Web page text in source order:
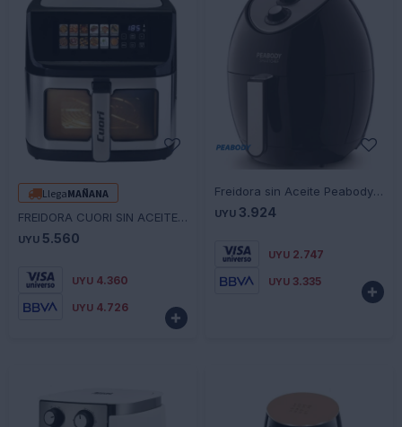
LlegaMAÑANA
FREIDORA CUORI SIN ACEITE BIANCA 11L
UYU 5.560
UYU 4.360
UYU 4.726

Freidora sin Aceite Peabody AF605 1400W Ajuste Manual
UYU 3.924
UYU 2.747
UYU 3.335
-
